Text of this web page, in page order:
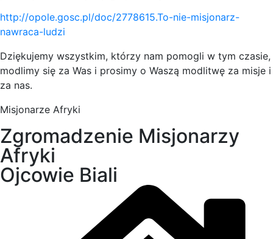
http://opole.gosc.pl/doc/2778615.To-nie-misjonarz-
nawraca-ludzi
Dziękujemy wszystkim, którzy nam pomogli w tym czasie,
modlimy się za Was i prosimy o Waszą modlitwę za misje i
za nas.
Misjonarze Afryki
Zgromadzenie Misjonarzy
Afryki
Ojcowie Biali